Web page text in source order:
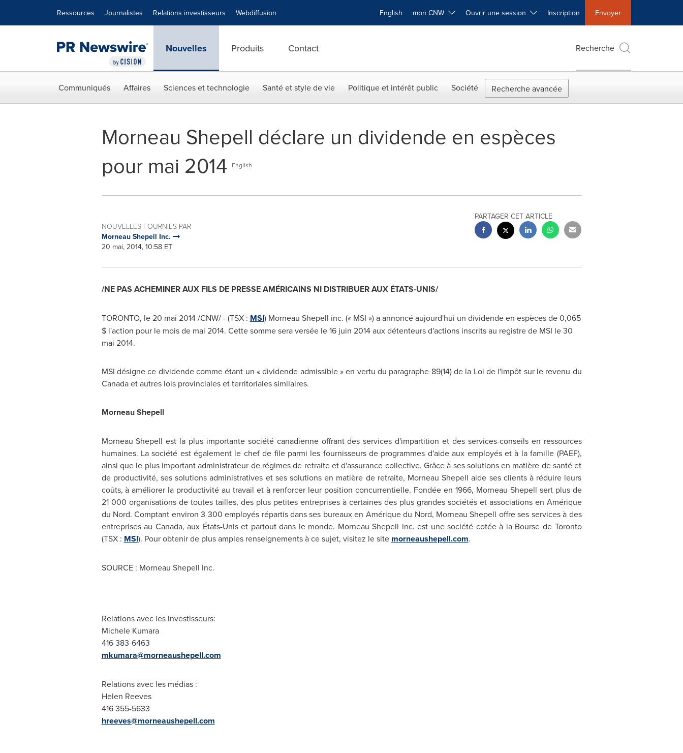
Ressources Journalistes Relations investisseurs Webdiffusion English mon CNW Ouvrir une session Inscription Envoyer
Nouvelles Produits Contact Recherche
Communiqués Affaires Sciences et technologie Santé et style de vie Politique et intérêt public Société Recherche avancée
Morneau Shepell déclare un dividende en espèces
pour mai 2014
English
NOUVELLES FOURNIES PAR
Morneau Shepell Inc.
20 mai, 2014, 10:58 ET
PARTAGER CET ARTICLE
/NE PAS ACHEMINER AUX FILS DE PRESSE AMÉRICAINS NI DISTRIBUER AUX ÉTATS-UNIS/
TORONTO, le 20 mai 2014 /CNW/ - (TSX : MSI) Morneau Shepell inc. (« MSI ») a annoncé aujourd'hui un dividende en espèces de 0,065
$ l'action pour le mois de mai 2014. Cette somme sera versée le 16 juin 2014 aux détenteurs d'actions inscrits au registre de MSI le 30
mai 2014.
MSI désigne ce dividende comme étant un « dividende admissible » en vertu du paragraphe 89(14) de la Loi del'impôt sur le revenu du
Canadaet autres lois provinciales et territoriales similaires.
Morneau Shepell
Morneau Shepell est la plus importante société canadienne offrant des services d'impartition et des services-conseils en ressources
humaines. La société est également le chef de file parmi les fournisseurs de programmes d'aide aux employés et à la famille (PAEF),
ainsi que le plus important administrateur de régimes de retraite et d'assurance collective. Grâce à ses solutions en matière de santé et
de productivité, ses solutions administratives et ses solutions en matière de retraite, Morneau Shepell aide ses clients à réduire leurs
coûts, à améliorer la productivité au travail et à renforcer leur position concurrentielle. Fondée en 1966, Morneau Shepell sert plus de
21 000 organisations de toutes tailles, des plus petites entreprises à certaines des plus grandes sociétés et associations en Amérique
du Nord. Comptant environ 3 300 employés répartis dans ses bureaux en Amérique du Nord, Morneau Shepell offre ses services à des
entreprises au Canada, aux États-Unis et partout dans le monde. Morneau Shepell inc. est une société cotée à la Bourse de Toronto
(TSX : MSI). Pour obtenir de plus amples renseignements à ce sujet, visitez le site morneaushepell.com.
SOURCE : Morneau Shepell Inc.
Relations avec les investisseurs:
Michele Kumara
416 383-6463
mkumara@morneaushepell.com
Relations avec les médias :
Helen Reeves
416 355-5633
hreeves@morneaushepell.com